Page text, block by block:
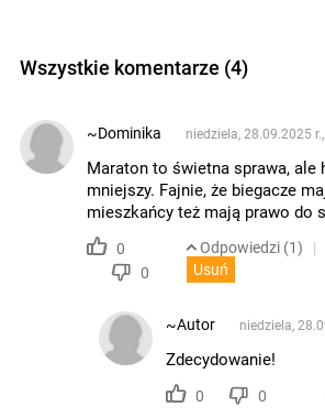
Wszystkie komentarze (4)
~Dominika niedziela, 28.09.2025
Maraton to świetna sprawa, ale
mniejszy. Fajnie, że biegacze
mieszkańcy też mają prawo do
0
0
Odpowiedzi (1)
Usuń
~Autor niedziela,
Zdecydowanie!
0 0